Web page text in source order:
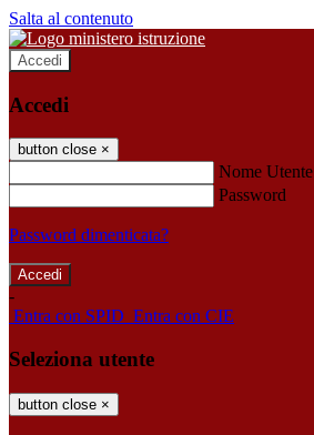
Salta al contenuto
Accedi
Accedi
button close ×
Nome Utente
Password
Password dimenticata?
-
Entra con SPID Entra con CIE
Seleziona utente
button close ×